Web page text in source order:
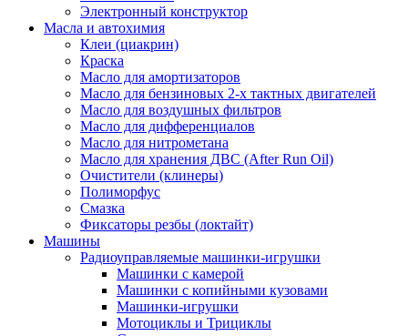
Электронный конструктор
Масла и автохимия
Клеи (циакрин)
Краска
Масло для амортизаторов
Масло для бензиновых 2-х тактных двигателей
Масло для воздушных фильтров
Масло для дифференциалов
Масло для нитрометана
Масло для хранения ДВС (After Run Oil)
Очистители (клинеры)
Полиморфус
Смазка
Фиксаторы резбы (локтайт)
Машины
Радиоуправляемые машинки-игрушки
Машинки с камерой
Машинки с копийными кузовами
Машинки-игрушки
Мотоциклы и Трициклы